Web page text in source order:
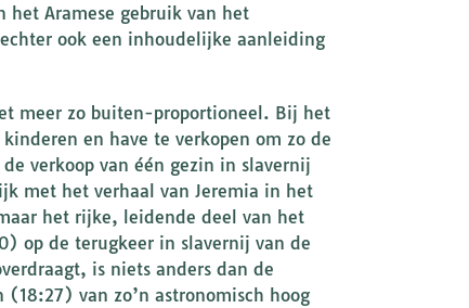
Aramese gebruik van het
ook een inhoudelijke aanleiding
meer zo buiten-proportioneel. Bij het
en have te verkopen om zo de
verkoop van één gezin in slavernij
met het verhaal van Jeremia in het
het rijke, leidende deel van het
op de terugkeer in slavernij van de
is niets anders dan de
van zo’n astronomisch hoog